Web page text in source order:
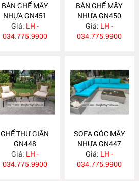
BÀN GHẾ MÂY
NHỰA GN451
Giá: LH -
034.775.9900
BÀN GHẾ MÂY
NHỰA GN450
Giá: LH -
034.775.9900
GHẾ THƯ GIÃN
GN448
Giá: LH -
034.775.9900
SOFA GÓC MÂY
NHỰA GN447
Giá: LH -
034.775.9900